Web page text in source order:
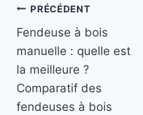
Navigation
de
l’article
PRÉCÉDENT
Fendeuse à bois
manuelle : quelle est
la meilleure ?
Comparatif des
fendeuses à bois